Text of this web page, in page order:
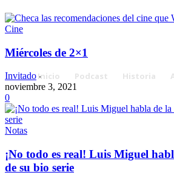
Inicio Podcast Historia
Cine
Miércoles de 2×1
Invitado -
noviembre 3, 2021
0
Notas
¡No todo es real! Luis Miguel
de su bio serie